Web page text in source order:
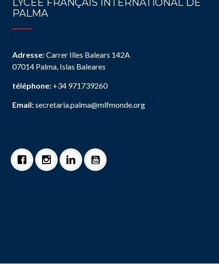
LYCÉE FRANÇAIS INTERNATIONAL DE
PALMA
Adresse:Carrer Illes Balears 142A
07014 Palma, Islas Baleares
téléphone: +34 971739260
Email:secretaria.palma@mlfmonde.org